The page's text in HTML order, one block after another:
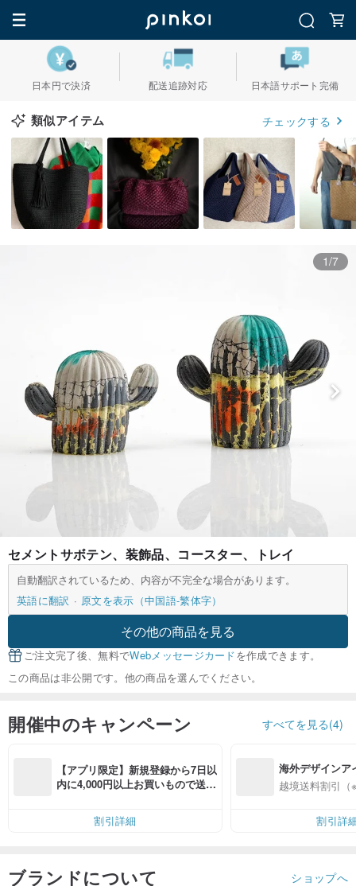
日本円で決済 配送追跡対応 日本語サポート完備
類似アイテム チェックする
1/7
セメントサボテン、装飾品、コースター、トレイ
自動翻訳されているため、内容が不完全な場合があります。
英語に翻訳
原文を表示（中国語-繁体字）
その他の商品を見る
ご注文完了後、無料でWebメッセージカードを作成できます。
この商品は非公開です。他の商品を選んでください。
開催中のキャンペーン すべてを見る(4)
【アプリ限定】新規登録から7日以
内に4,000円以上お買いもので送料
割引詳細
海外デザインア
入
越境送料割引（
割引詳
ブランドについて ショップへ